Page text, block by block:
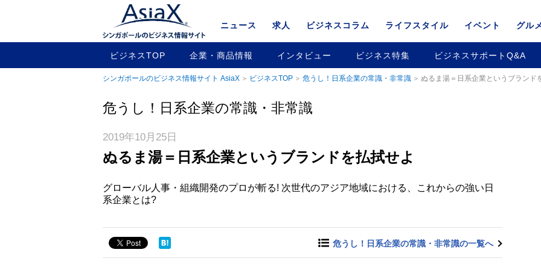
ニュース 求人 ビジネスコラム ライフスタイル イベント グルメ
ビジネスTOP 企業・商品情報 インタビュー ビジネス特集 ビジネスサポートQ&A
シンガポールのビジネス情報サイト AsiaX ビジネスTOP 危うし！日系企業の常識・非常識 ぬるま湯＝日系企業というブランド
危うし！日系企業の常識・非常識
2019年10月25日
ぬるま湯＝日系企業というブランドを払拭せよ
グローバル人事・組織開発のプロが斬る! 次世代のアジア地域における、これからの強い日
系企業とは?
危うし！日系企業の常識・非常識の一覧へ